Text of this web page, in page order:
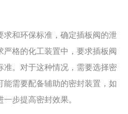
求和环保标准，确定插板阀的泄
格的化工装置中，要求插板阀
准。对于这种情况，需要选择密
能需要配备辅助的密封装置，如
步提高密封效果。